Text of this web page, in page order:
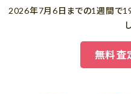
2026年7月6日までの1週間で
無料査